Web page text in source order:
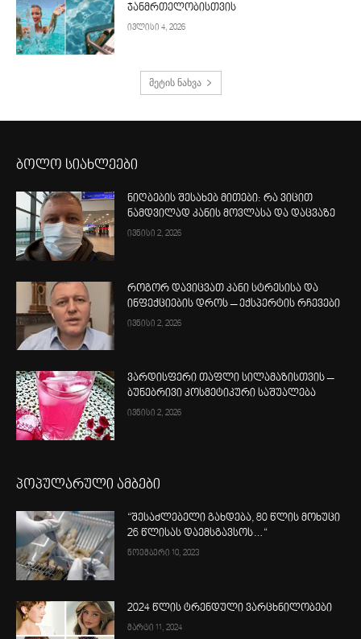
ჯანმრთელობისთვის
ივლისი 4, 2026
მეტის ნახვა
ბოლო სიახლეები
ნიღბების შესახებ მითები: რა ვიცით
ნამდვილად კანის მოვლასა და დაცვაზე
ივნისი 2, 2026
როგორ დავიცვათ კანი სტრესისა და
ინფექციების დროს – ექსპერტის რჩევები
ივნისი 2, 2026
ვარდისფერი თაფლი სილამაზისთვის –
ბუნებრივი კოსმეტიკური საშუალება
ივნისი 2, 2026
პოპულარული ამბები
“შესაძლებელი გახდება, 80 წლის მოხუცი
26 წლისას დაემსგავსოს…“
ნოემბერი 10, 2023
2024 წლის ტრენდული ვარცხნილობები
მარტი 11, 2024